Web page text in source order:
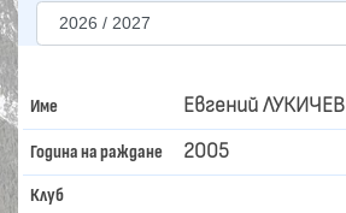
Име Евгений ЛУКИЧЕВ
Година на раждане 2005
Клуб